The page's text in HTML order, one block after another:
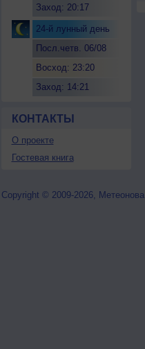
Заход: 20:17
24-й лунный день
Посл.четв. 06/08
Восход: 23:20
Заход: 14:21
КОНТАКТЫ
О проекте
Гостевая книга
Copyright © 2009-2026, Метеонова